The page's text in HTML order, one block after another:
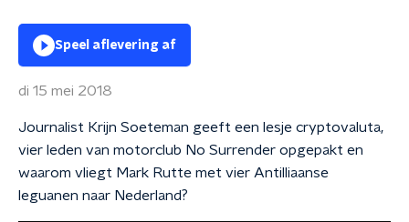
Speel aflevering af
di 15 mei 2018
Journalist Krijn Soeteman geeft een lesje cryptovaluta,
vier leden van motorclub No Surrender opgepakt en
waarom vliegt Mark Rutte met vier Antilliaanse
leguanen naar Nederland?